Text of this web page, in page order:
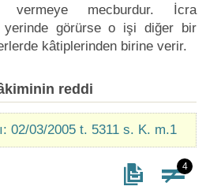
vermeye mecburdur. İcra
yerinde görürse o işi diğer bir
kâtiplerinden birine verir.
reddi
02/03/2005 t. 5311 s. K. m.1
4